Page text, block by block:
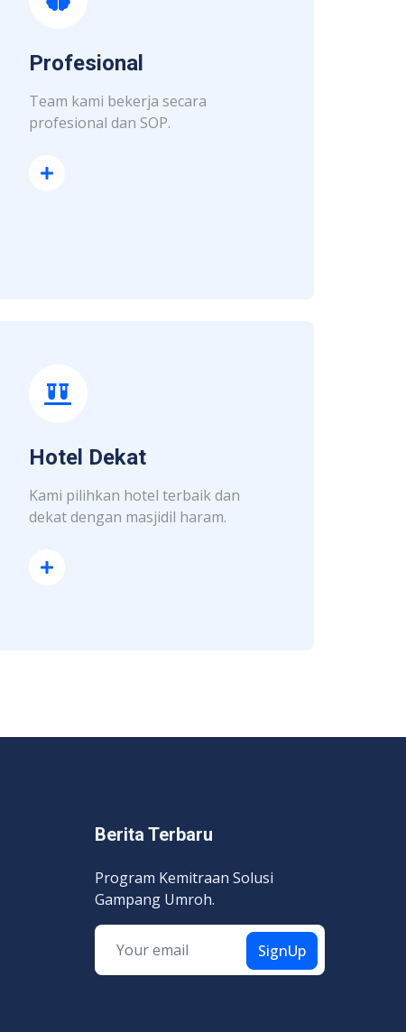
Profesional
Team kami bekerja secara
profesional dan SOP.
Hotel Dekat
Kami pilihkan hotel terbaik dan
dekat dengan masjidil haram.
Berita Terbaru
Program Kemitraan Solusi
Gampang Umroh.
SignUp